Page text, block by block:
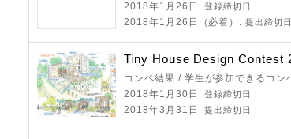
2018年1月26日 : 登録締切日
2018年1月26日（必着） : 提出締切日
Tiny House Design Contest
コンペ結果 / 学生が参加できるコン
2018年1月30日 : 登録締切日
2018年3月31日 : 提出締切日